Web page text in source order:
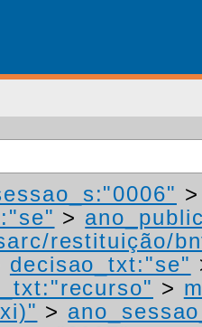
>
>
restituição/
decisao_txt:"se"
>
>